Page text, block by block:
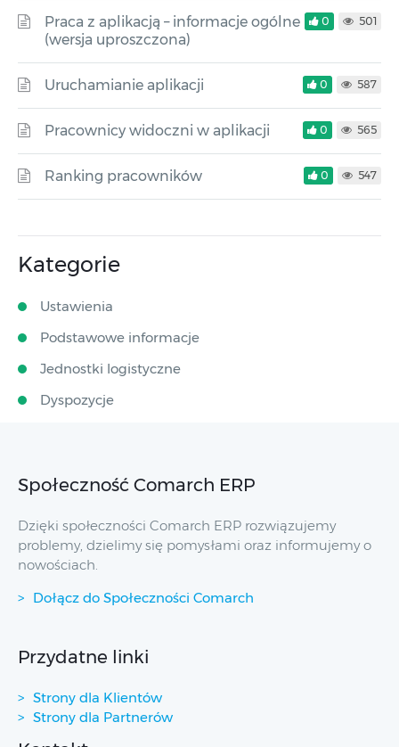
Praca z aplikacją – informacje ogólne
(wersja uproszczona)
0 501
Uruchamianie aplikacji 0 587
Pracownicy widoczni w aplikacji 0 565
Ranking pracowników 0 547
Kategorie
Ustawienia
Podstawowe informacje
Jednostki logistyczne
Dyspozycje
Społeczność Comarch ERP
Dzięki społeczności Comarch ERP rozwiązujemy
problemy, dzielimy się pomysłami oraz informujemy o
nowościach.
Dołącz do Społeczności Comarch
Przydatne linki
Strony dla Klientów
Strony dla Partnerów